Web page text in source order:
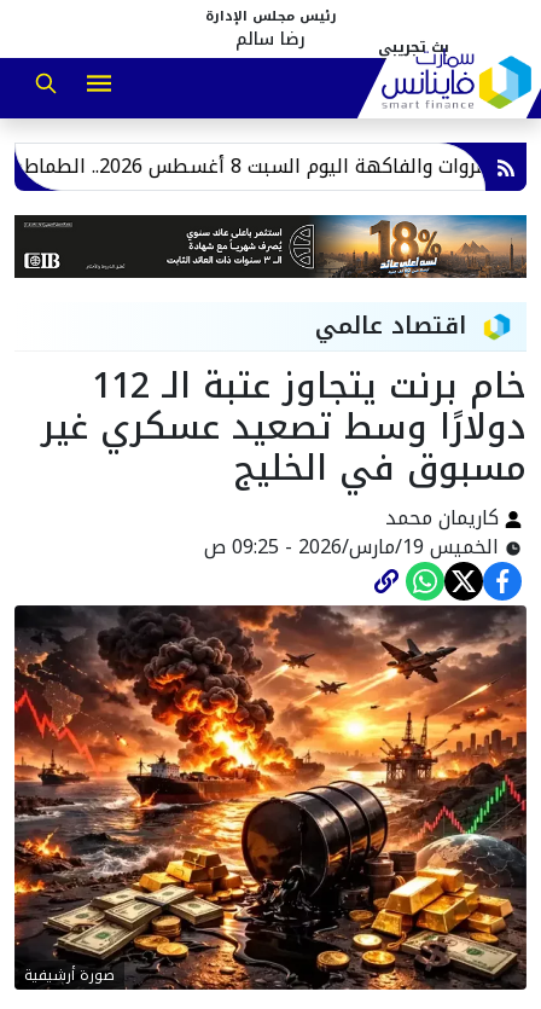
رئيس مجلس الإدارة
رضا سالم
والفاكهة اليوم السبت 8 أغسطس 2026.. الطماطم بـ17 جنيهًا
اقتصاد عالمي
خام برنت يتجاوز عتبة الـ 112
دولارًا وسط تصعيد عسكري غير
مسبوق في الخليج
كاريمان محمد
الخميس 19/مارس/2026 - 09:25 ص
صورة أرشيفية